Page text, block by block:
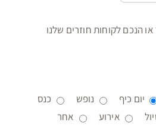
הנכם לקוחות חוזרים שלנו
יום כיף נופש
כנס
אירוע אחר